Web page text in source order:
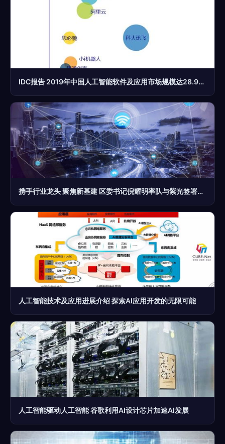
IDC报告 2019年中国人工智能软件及应用市场规模达28.9亿美元，应用软件开发成增长引擎
携手行业龙头 聚焦新基建 区委书记倪耀明率队与紫光签署三项投资协议
人工智能技术及应用进展介绍 探索AI应用开发的无限可能
人工智能驱动人工智能 谷歌利用AI设计芯片加速AI发展